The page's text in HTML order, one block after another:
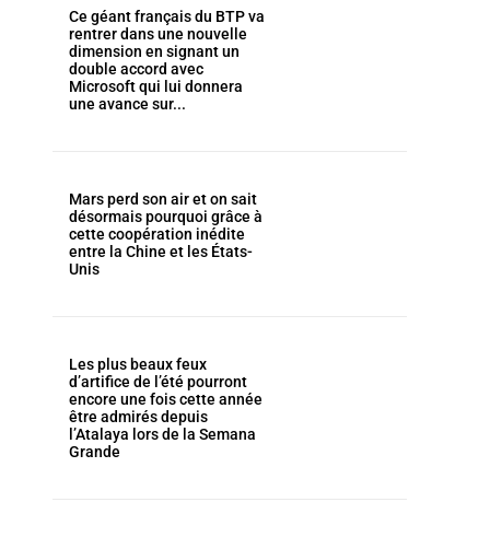
Ce géant français du BTP va
rentrer dans une nouvelle
dimension en signant un
double accord avec
Microsoft qui lui donnera
une avance sur...
Mars perd son air et on sait
désormais pourquoi grâce à
cette coopération inédite
entre la Chine et les États-
Unis
Les plus beaux feux
d’artifice de l’été pourront
encore une fois cette année
être admirés depuis
l’Atalaya lors de la Semana
Grande